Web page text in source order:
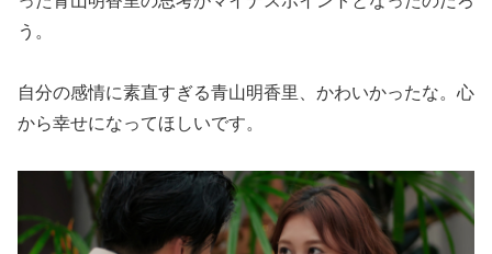
う。
自分の感情に素直すぎる青山明香里、かわいかったな。心
から幸せになってほしいです。